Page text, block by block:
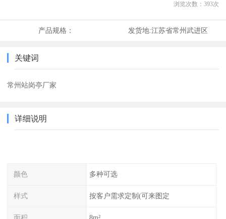
浏览次数： 393次
产品规格： 发货地:江苏省常州武进区
关键词
常州站岗亭厂家
详细说明
颜色 多种可选
样式 按客户需求定制(可来图定
面积 8m²